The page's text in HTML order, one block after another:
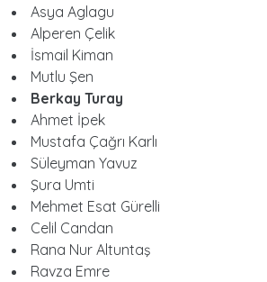
Asya Aglagu
Alperen Çelik
İsmail Kiman
Mutlu Şen
Berkay Turay
Ahmet İpek
Mustafa Çağrı Karlı
Süleyman Yavuz
Şura Umti
Mehmet Esat Gürelli
Celil Candan
Rana Nur Altuntaş
Ravza Emre